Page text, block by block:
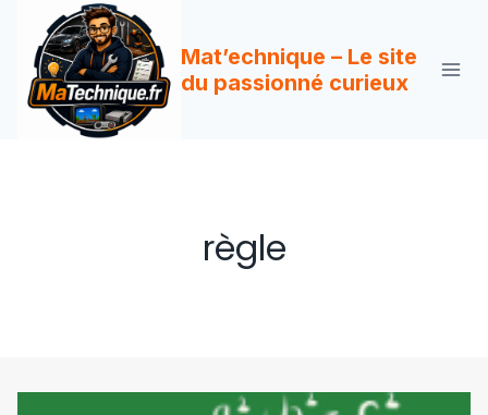
contenu
Mat’echnique – Le site
du passionné curieux
règle